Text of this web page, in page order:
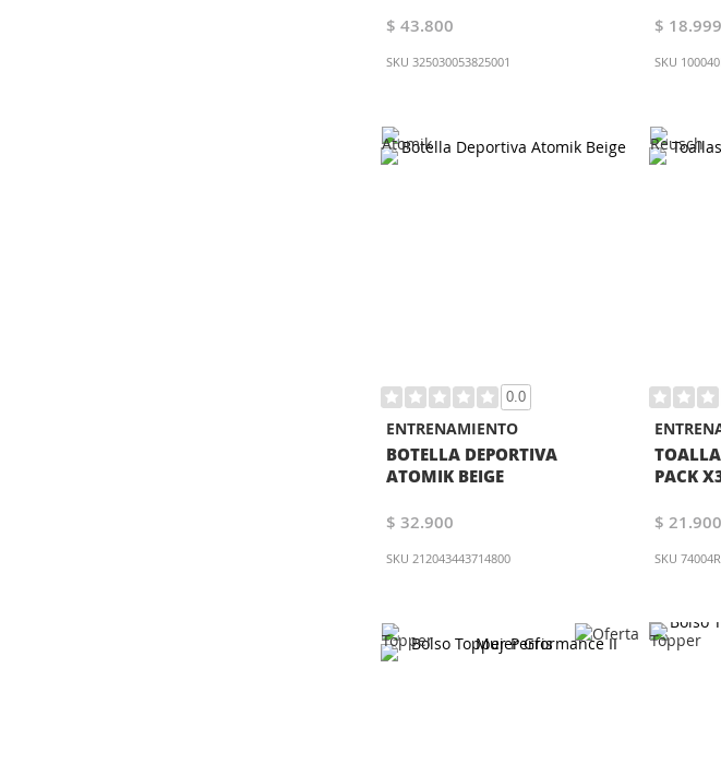
$ 43.800
SKU 325030053825001
$ 18.999
SKU
0.0
ENTRENAMIENTO
BOTELLA DEPORTIVA
ATOMIK BEIGE
$ 32.900
SKU 212043443714800
PACK
$ 21.900
SKU